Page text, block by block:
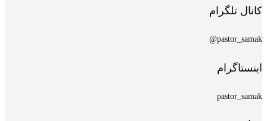
کانال تلگرام
pastor_samak@
اینستاگرام
pastor_samak